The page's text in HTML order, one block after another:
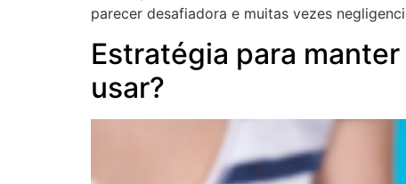
parecer desafiadora e muitas vezes
Estratégia para
usar?